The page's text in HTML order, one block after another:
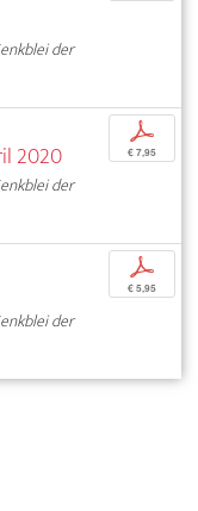
der
2020
der
p
€ 7,95
der
p
€ 5,95